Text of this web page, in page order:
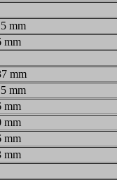
mm
mm
mm
mm
mm
mm
mm
mm